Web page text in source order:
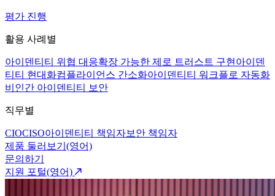
평가 진행
활용 사례별
아이덴티티 위협 대응확장 가능한 제로 트러스트 구현 아이덴
티티 현대화컴플라이언스 간소화아이덴티티 워크플로 자동화
비인간 아이덴티티 보안
직무별
CIOCISO아이덴티티 책임자보안 책임자
제품 둘러보기(영어)
문의하기
지원 포털(영어)